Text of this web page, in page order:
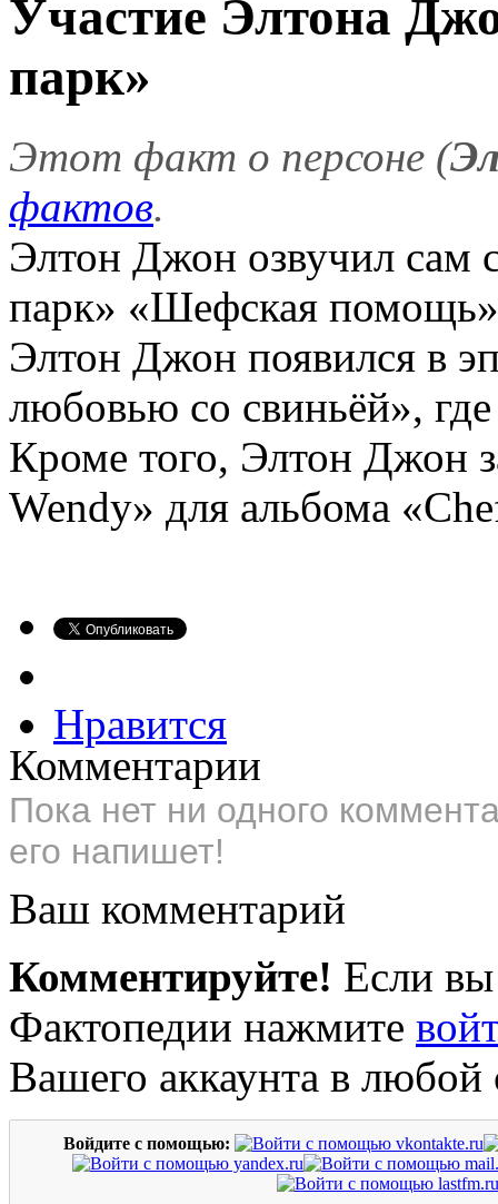
Участие Элтона
парк»
Этот факт о персоне (
фактов.
Элтон Джон озвучил сам
парк» «Шефская помощь»
Элтон Джон появился в
любовью со свиньёй»,
Кроме того, Элтон Джон
Wendy» для альбома
Нравится
Комментарии
Пока нет ни одного
его напишет!
Ваш комментарий
Комментируйте! Если вы
Фактопедии нажмите
Вашего аккаунта в любой
Войдите с помощью: